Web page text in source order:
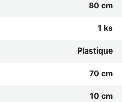
80 cm
1 ks
Plastique
70 cm
10 cm